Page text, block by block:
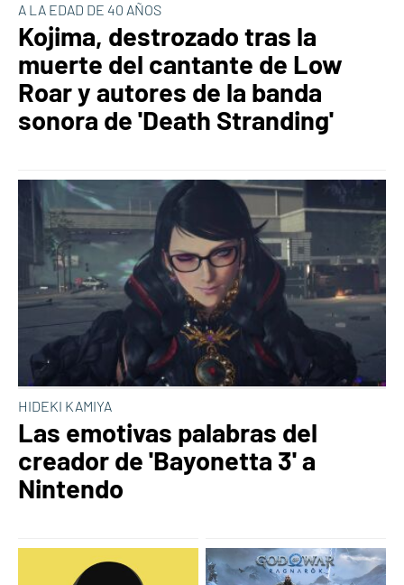
A LA EDAD DE 40 AÑOS
Kojima, destrozado tras la
muerte del cantante de Low
Roar y autores de la banda
sonora de 'Death Stranding'
HIDEKI KAMIYA
Las emotivas palabras del
creador de 'Bayonetta 3' a
Nintendo